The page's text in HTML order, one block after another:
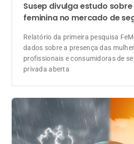
Susep divulga estudo
feminina no mercado de
Relatório da primeira pesquisa
dados sobre a presença das
profissionais e consumidoras de
privada aberta